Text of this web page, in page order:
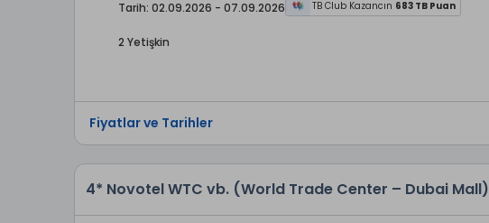
Tarih: 02.09.2026 - 07.09.2026
2 Yetişkin
TB Club Kazancın 683 TB Puan
Fiyatlar ve Tarihler
4* Novotel WTC vb. (World Trade Center – Dubai Mall)